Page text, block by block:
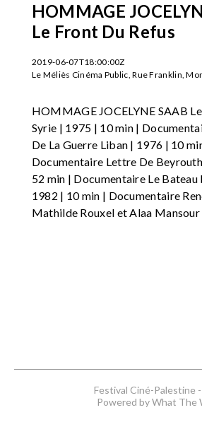
HOMMAGE
Le Front Du Refus
2019-06-07T18:00:00Z
Le Méliès Cinéma Public, Rue Franklin,
HOMMAGE JOCELYNE SAAB
Syrie | 1975 | 10 min |
De La Guerre Liban | 1976 | 10
Documentaire Lettre De
52 min | Documentaire Le Bateau
1982 | 10 min | Documentaire
Mathilde Rouxel et Alaa Mansour
Festival Ciné-Palestine -
Powered by What The